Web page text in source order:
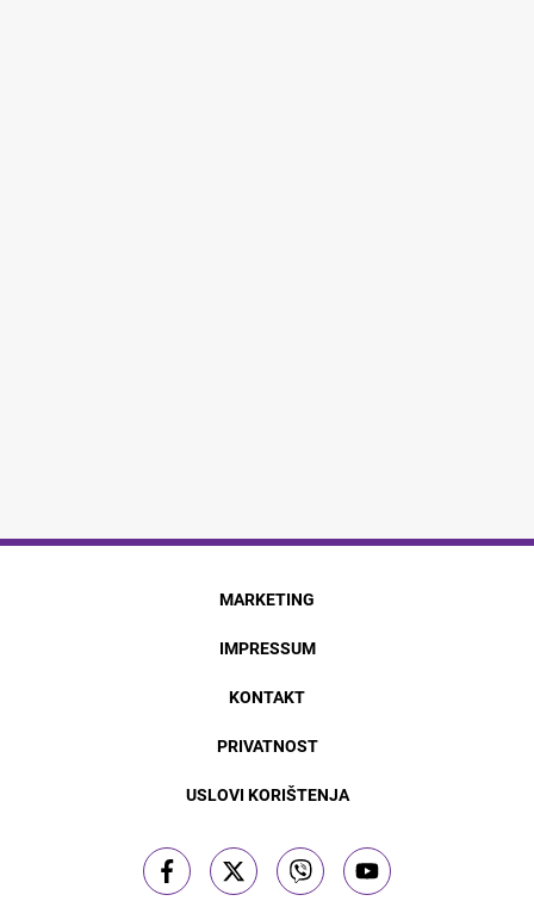
MARKETING
IMPRESSUM
KONTAKT
PRIVATNOST
USLOVI KORIŠTENJA